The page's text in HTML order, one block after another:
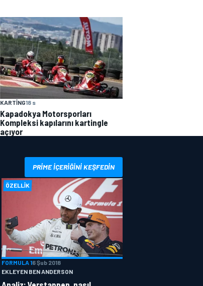
KARTING18 s
Kapadokya Motorsporları
Kompleksi kapılarını kartingle
açıyor
PRIME IÇERIĞINI KEŞFEDIN
ÖZELLIK
FORMULA 16 Şub 2018
EKLEYEN BEN ANDERSON